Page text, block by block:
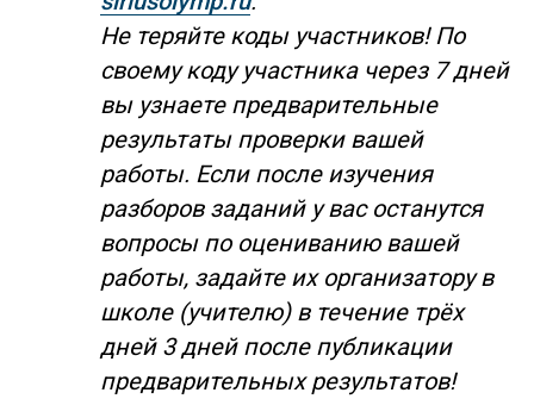
Не теряйте коды участников! По
своему коду участника через 7 дней
вы узнаете предварительные
результаты проверки вашей
работы. Если после изучения
разборов заданий у вас останутся
вопросы по оцениванию вашей
работы, задайте их организатору в
школе (учителю) в течение трёх
дней 3 дней после публикации
предварительных результатов!